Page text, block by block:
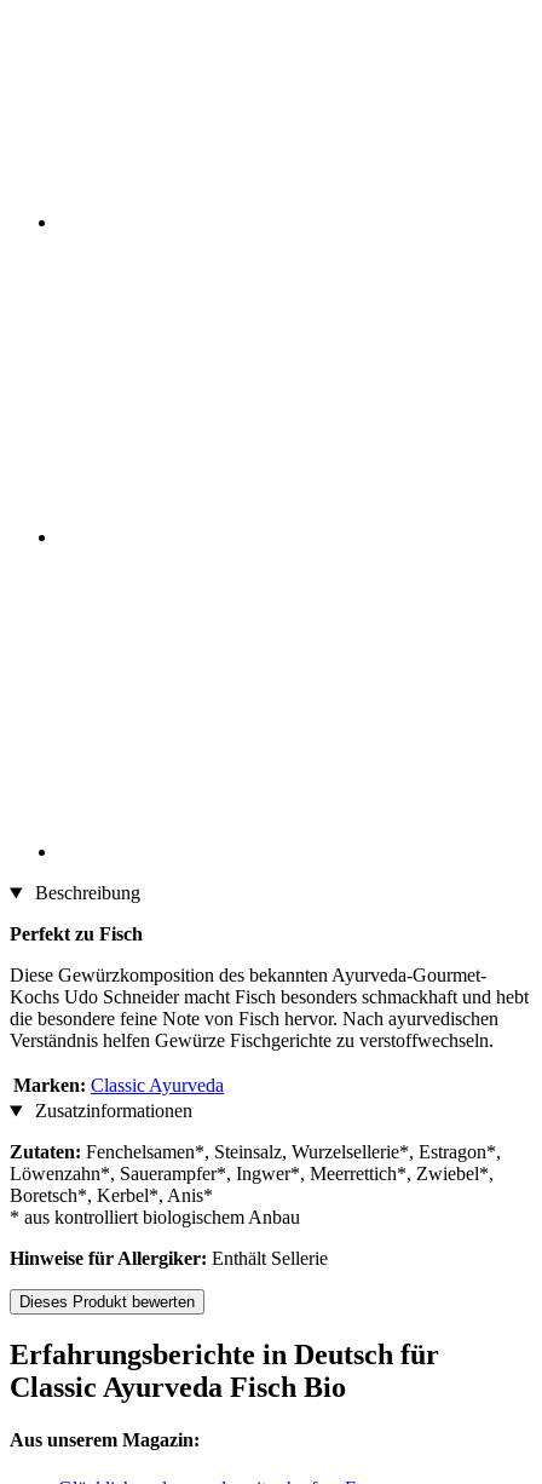
Beschreibung
Perfekt zu Fisch
Diese Gewürzkomposition des bekannten Ayurveda-Gourmet-
Kochs Udo Schneider macht Fisch besonders schmackhaft und hebt
die besondere feine Note von Fisch hervor. Nach ayurvedischen
Verständnis helfen Gewürze Fischgerichte zu verstoffwechseln.
Marken: Classic Ayurveda
Zusatzinformationen
Zutaten: Fenchelsamen*, Steinsalz, Wurzelsellerie*, Estragon*,
Löwenzahn*, Sauerampfer*, Ingwer*, Meerrettich*, Zwiebel*,
Boretsch*, Kerbel*, Anis*
* aus kontrolliert biologischem Anbau
Hinweise für Allergiker: Enthält Sellerie
Dieses Produkt bewerten
Erfahrungsberichte in Deutsch für
Classic Ayurveda Fisch Bio
Aus unserem Magazin: